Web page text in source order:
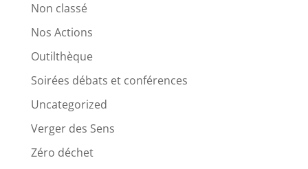
Non classé
Nos Actions
Outilthèque
Soirées débats et conférences
Uncategorized
Verger des Sens
Zéro déchet